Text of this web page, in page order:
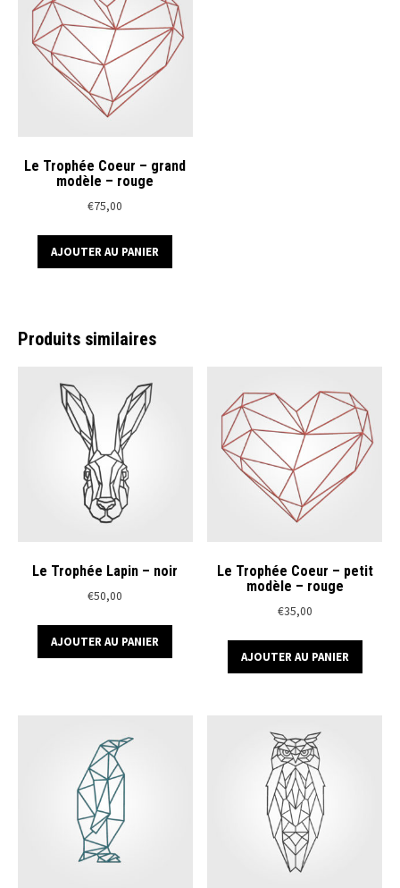
Le Trophée Coeur – grand
modèle – rouge
€75,00
AJOUTER AU PANIER
Produits similaires
Le Trophée Lapin – noir
€50,00
AJOUTER AU PANIER
Le Trophée Coeur – petit
modèle – rouge
€35,00
AJOUTER AU PANIER